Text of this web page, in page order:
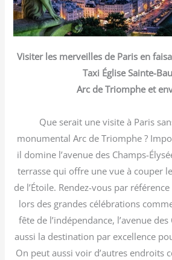
Visiter les merveilles de Paris en
Taxi Église Sainte-
Arc de Triomphe et
Que serait une visite à Paris
monumental Arc de Triomphe ?
il domine l’avenue des Champs-
terrasse qui offre une vue à couper
de l’Étoile. Rendez-vous par
lors des grandes célébrations
fête de l’indépendance, l’avenue
aussi la destination par excellence
On peut aussi voir d’autres endroits